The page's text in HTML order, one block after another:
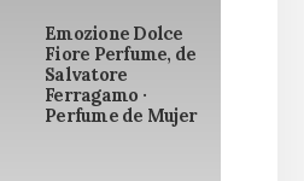
Emozione Dolce
Fiore Perfume, de
Salvatore
Ferragamo ·
Perfume de Mujer